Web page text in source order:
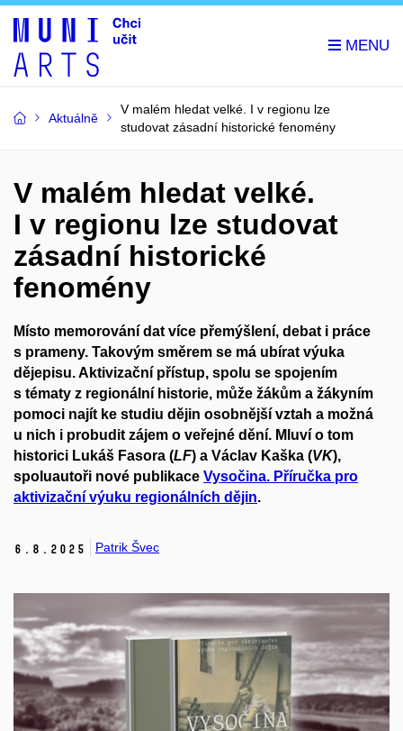
Aktuálně
V malém hledat velké. I v regionu lze
studovat zásadní historické fenomény
V malém hledat velké.
I v regionu lze studovat
zásadní historické
fenomény
Místo memorování dat více přemýšlení, debat i práce
s prameny. Takovým směrem se má ubírat výuka
dějepisu. Aktivizační přístup, spolu se spojením
s tématy z regionální historie, může žákům a žákyním
pomoci najít ke studiu dějin osobnější vztah a možná
u nich i probudit zájem o veřejné dění. Mluví o tom
historici Lukáš Fasora (LF) a Václav Kaška (VK),
spoluautoři nové publikace Vysočina. Příručka pro
aktivizační výuku regionálních dějin.
6. 8. 2025 Patrik Švec